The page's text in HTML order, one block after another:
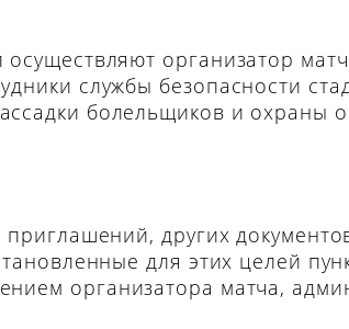
организатор
службы безопасности
болельщиков и охраны
других
для этих целей
организатора матча,